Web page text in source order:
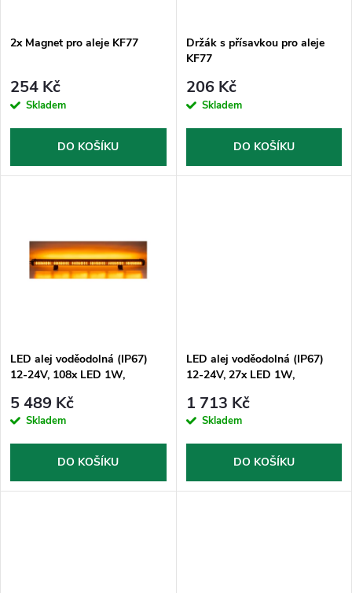
p
r
o
d
s
p
r
ů
2x Magnet pro aleje KF77
254 Kč
Skladem
DO KOŠÍKU
Držák s přísavkou pro aleje
KF77
206 Kč
Skladem
DO KOŠÍKU
LED alej voděodolná (IP67)
12-24V, 108x LED 1W,
R65
5 489 Kč
Skladem
DO KOŠÍKU
LED alej voděodolná (IP67)
12-24V, 27x LED 1W,
1 713 Kč
Skladem
DO KOŠÍKU